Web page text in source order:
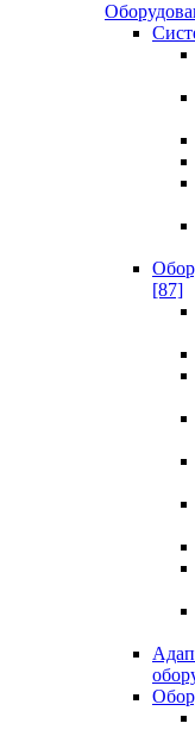
[87]